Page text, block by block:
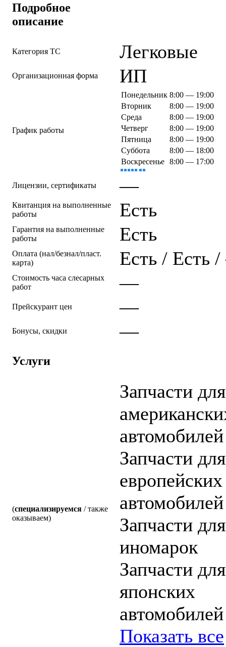
Подробное
описание
Категория ТС Легковые
Организационная форма ИП
График работы
Понедельник 8:00 — 19:00
Вторник
8:00 — 19:00
Среда
8:00 — 19:00
Четверг
8:00 — 19:00
Пятница
8:00 — 19:00
Суббота
8:00 — 18:00
Воскресенье 8:00 — 17:00
Лицензии, сертификаты —
Квитанция на выполненные
работы
Есть
Гарантия на выполненные
работы
Есть
Оплата (нал/безнал/пласт.
карта)
Есть / Есть
Стоимость часа слесарных
работ
—
Прейскурант цен —
Бонусы, скидки —
Услуги
(специализируемся / также
оказываем)
Запчасти для
автомобилей
Запчасти для
европейских
автомобилей
Запчасти для
иномарок
Запчасти для
японских
автомобилей
Показать все